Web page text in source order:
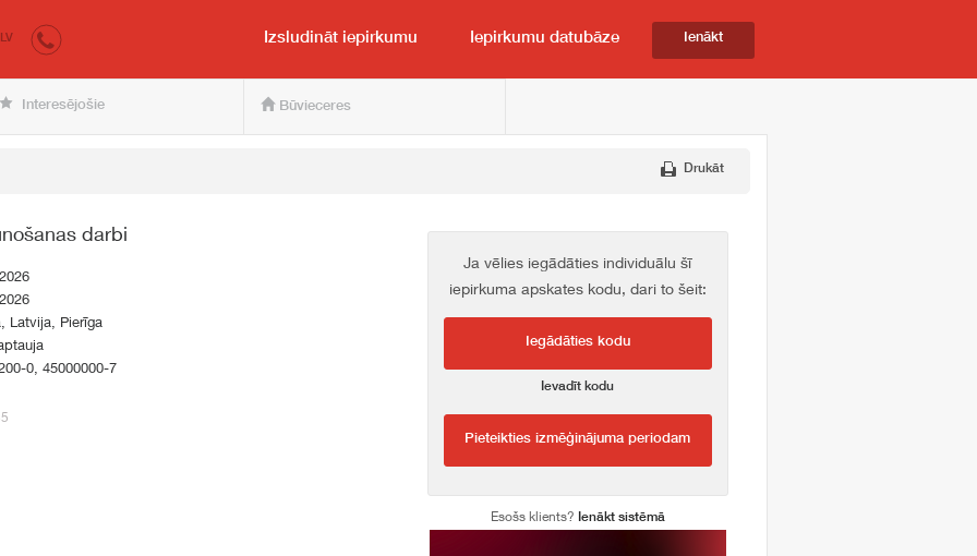
pircējam un pārdevējam
LV Izsludināt iepirkumu Iepirkumu datubāze Ienākt
Interesējošie Būvieceres
Drukāt
darbi
Latvija, Pierīga
0, 45000000-7
Ja vēlies iegādāties individuālu šī
iepirkuma apskates kodu, dari to šeit:
Iegādāties kodu
Ievadīt kodu
Pieteikties izmēģinājuma periodam
Esošs klients? Ienākt sistēmā